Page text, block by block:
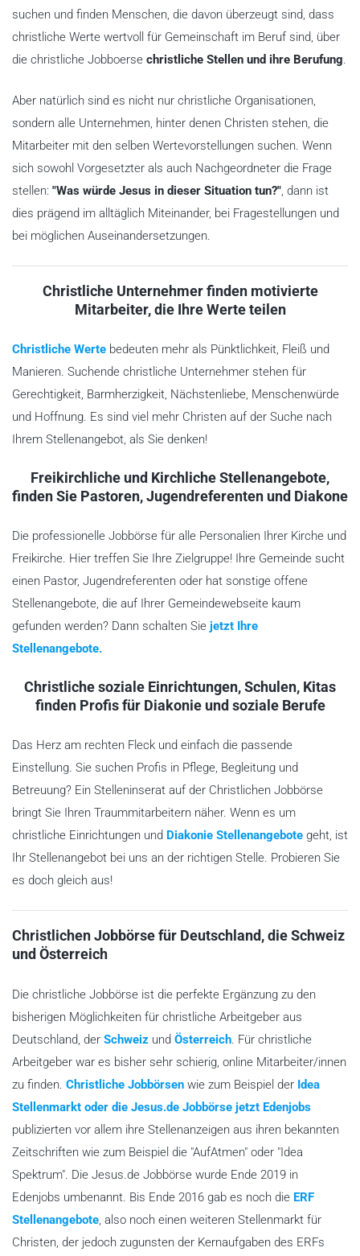
suchen und finden Menschen, die davon überzeugt sind, dass
christliche Werte wertvoll für Gemeinschaft im Beruf sind, über
die christliche Jobboerse christliche Stellen und ihre Berufung.
Aber natürlich sind es nicht nur christliche Organisationen,
sondern alle Unternehmen, hinter denen Christen stehen, die
Mitarbeiter mit den selben Wertevorstellungen suchen. Wenn
sich sowohl Vorgesetzter als auch Nachgeordneter die Frage
stellen: "Was würde Jesus in dieser Situation tun?", dann ist
dies prägend im alltäglich Miteinander, bei Fragestellungen und
bei möglichen Auseinandersetzungen.
Christliche Unternehmer finden motivierte
Mitarbeiter, die Ihre Werte teilen
Christliche Werte bedeuten mehr als Pünktlichkeit, Fleiß und
Manieren. Suchende christliche Unternehmer stehen für
Gerechtigkeit, Barmherzigkeit, Nächstenliebe, Menschenwürde
und Hoffnung. Es sind viel mehr Christen auf der Suche nach
Ihrem Stellenangebot, als Sie denken!
Freikirchliche und Kirchliche Stellenangebote,
finden Sie Pastoren, Jugendreferenten und Diakone
Die professionelle Jobbörse für alle Personalien Ihrer Kirche und
Freikirche. Hier treffen Sie Ihre Zielgruppe! Ihre Gemeinde sucht
einen Pastor, Jugendreferenten oder hat sonstige offene
Stellenangebote, die auf Ihrer Gemeindewebseite kaum
gefunden werden? Dann schalten Sie jetzt Ihre
Stellenangebote.
Christliche soziale Einrichtungen, Schulen, Kitas
finden Profis für Diakonie und soziale Berufe
Das Herz am rechten Fleck und einfach die passende
Einstellung. Sie suchen Profis in Pflege, Begleitung und
Betreuung? Ein Stelleninserat auf der Christlichen Jobbörse
bringt Sie Ihren Traummitarbeitern näher. Wenn es um
christliche Einrichtungen und Diakonie Stellenangebote geht, ist
Ihr Stellenangebot bei uns an der richtigen Stelle. Probieren Sie
es doch gleich aus!
Christlichen Jobbörse für Deutschland, die Schweiz
und Österreich
Die christliche Jobbörse ist die perfekte Ergänzung zu den
bisherigen Möglichkeiten für christliche Arbeitgeber aus
Deutschland, der Schweiz und Österreich . Für christliche
Arbeitgeber war es bisher sehr schierig, online Mitarbeiter/innen
zu finden. Christliche Jobbörsen wie zum Beispiel der Idea
Stellenmarkt oder die Jesus.de Jobbörse jetzt Edenjobs
publizierten vor allem ihre Stellenanzeigen aus ihren bekannten
Zeitschriften wie zum Beispiel die "AufAtmen" oder "Idea
Spektrum". Die Jesus.de Jobbörse wurde Ende 2019 in
Edenjobs umbenannt. Bis Ende 2016 gab es noch die ERF
Stellenangebote , also noch einen weiteren Stellenmarkt für
Christen, der jedoch zugunsten der Kernaufgaben des ERFs